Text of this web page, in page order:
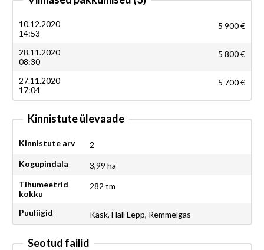
10.12.2020
14:53
5 900 €
28.11.2020
08:30
5 800 €
27.11.2020
17:04
5 700 €
Kinnistute ülevaade
Kinnistute arv
2
Kogupindala
3,99 ha
Tihumeetrid
kokku
282 tm
Puuliigid Kask, Hall Lepp, Remmelgas
Seotud failid